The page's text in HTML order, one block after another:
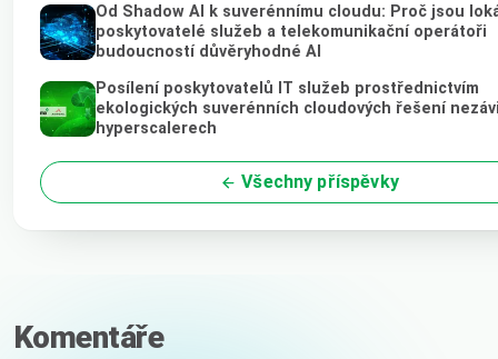
Od Shadow AI k suverénnímu cloudu: Proč jsou
poskytovatelé služeb a telekomunikační operátoři
budoucností důvěryhodné AI
Posílení poskytovatelů IT služeb prostřednictvím
ekologických suverénních cloudových řešení
hyperscalerech
Všechny příspěvky
Komentáře